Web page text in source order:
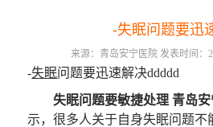
-失眠问题要迅
来源：青岛安宁医院 发表时间：
-失眠问题要迅速解决ddddd
失眠问题要敏捷处理 青岛
示，很多人关于自身失眠问题不